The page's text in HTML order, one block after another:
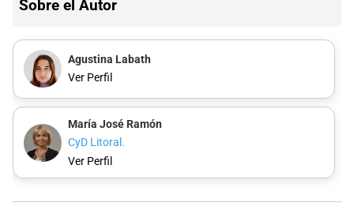
Sobre el Autor
Agustina Labath
Ver Perfil
María José Ramón
CyD Litoral.
Ver Perfil